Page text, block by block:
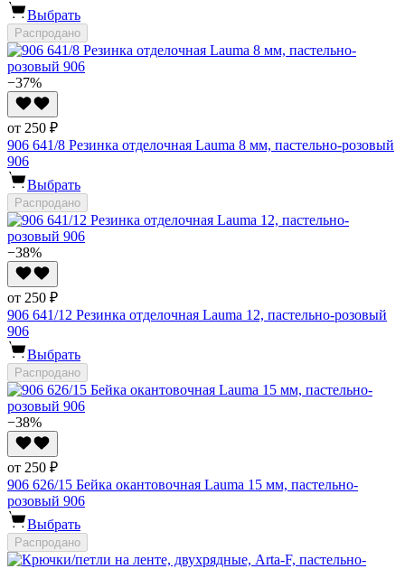
Выбрать
Распродано
−37%
от 250 ₽
906 641/8 Резинка отделочная Lauma 8 мм, пастельно-розовый
906
Выбрать
Распродано
−38%
от 250 ₽
906 641/12 Резинка отделочная Lauma 12, пастельно-розовый
906
Выбрать
Распродано
−38%
от 250 ₽
906 626/15 Бейка окантовочная Lauma 15 мм, пастельно-
розовый 906
Выбрать
Распродано